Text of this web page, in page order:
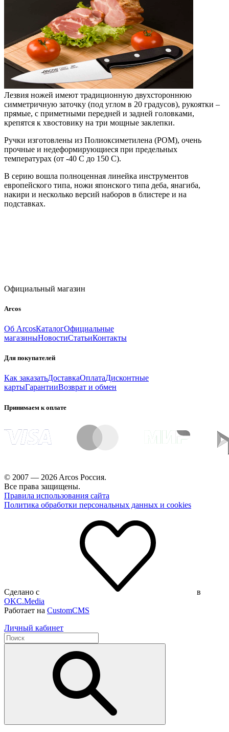
Лезвия ножей имеют традиционную двухстороннюю
симметричную заточку (под углом в 20 градусов), рукоятки –
прямые, с приметными передней и задней головками,
крепятся к хвостовику на три мощные заклепки.
Ручки изготовлены из Полиоксиметилена (POM), очень
прочные и недеформирующиеся при предельных
температурах (от -40 C до 150 C).
В серию вошла полноценная линейка инструментов
европейского типа, ножи японского типа деба, янагиба,
накири и несколько версий наборов в блистере и на
подставках.
Официальный магазин
Arcos
Об ArcosКаталогОфициальные
магазиныНовостиСтатьиКонтакты
Для покупателей
Как заказатьДоставкаОплатаДисконтные
картыГарантииВозврат и обмен
Принимаем к оплате
© 2007 — 2026 Arcos Россия.
Все права защищены.
Правила использования сайта
Политика обработки персональных данных и cookies
Сделано с
в
OKC.Media
Работает на CustomCMS
Личный кабинет